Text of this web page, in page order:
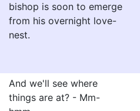
bishop is soon to emerge
from his overnight love-
nest.
And we'll see where
things are at? - Mm-